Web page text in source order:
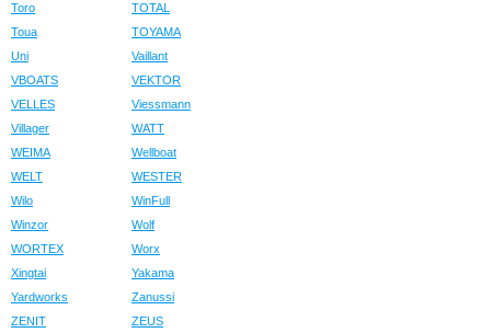
Toro
TOTAL
Toua
TOYAMA
Uni
Vaillant
VBOATS
VEKTOR
VELLES
Viessmann
Villager
WATT
WEIMA
Wellboat
WELT
WESTER
Wilo
WinFull
Winzor
Wolf
WORTEX
Worx
Xingtai
Yakama
Yardworks
Zanussi
ZENIT
ZEUS